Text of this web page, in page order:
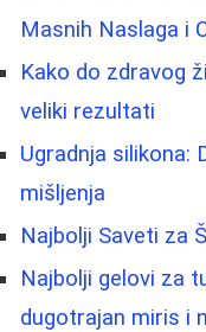
Masnih Naslaga i
Kako do zdravog
veliki rezultati
Ugradnja silikona:
mišljenja
Najbolji Saveti za
Najbolji gelovi za
dugotrajan miris i